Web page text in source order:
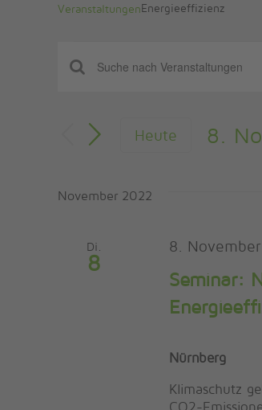
VeranstaltungenEnergieeffizienz
UND
NAVIGATION
Bitte
Suche
Heute 8.
November 2022
Di.
8
Seminar:
8.
Nürnberg
Klimaschutz